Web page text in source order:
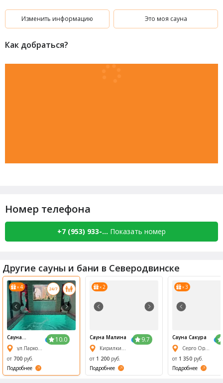
Изменить информацию Это моя сауна
Как добраться?
Номер телефона
+7 (953) 933-... Показать номер
Другие сауны и бани в Северодвинске
x4
1/6
2/6
3/6
4/6
5/6
6/6
10.0
Сауна
Двинские
зори
ул.Парковая, 15а
от 700 руб.
Подробнее
x2
9.7
Сауна Малина
Кирилкина, 8Б
от 1 200 руб.
Подробнее
x3
Сауна Сакура
Серго Орджоникидзе, 8
от 1 350 руб.
Подробнее